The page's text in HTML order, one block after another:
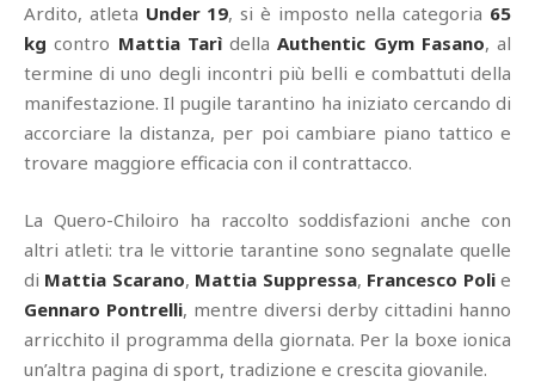
Ardito, atleta Under 19, si è imposto nella categoria 65
kg contro Mattia TarìdellaAuthentic Gym Fasano, al
termine di uno degli incontri più belli e combattuti della
manifestazione. Il pugile tarantino ha iniziato cercando di
accorciare la distanza, per poi cambiare piano tattico e
trovare maggiore efficacia con il contrattacco.
La Quero-Chiloiro ha raccolto soddisfazioni anche con
altri atleti: tra le vittorie tarantine sono segnalate quelle
di Mattia Scarano, Mattia Suppressa, Francesco Polie
Gennaro Pontrelli, mentre diversi derby cittadini hanno
arricchito il programma della giornata. Per la boxe ionica
un’altra pagina di sport, tradizione e crescita giovanile.